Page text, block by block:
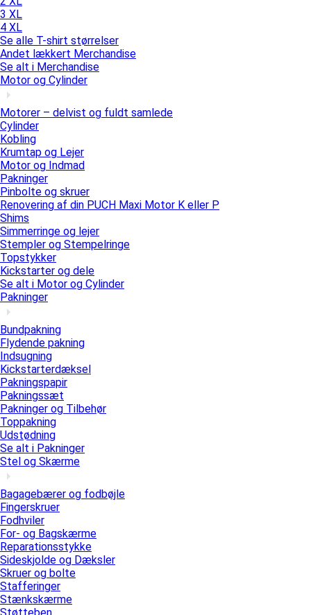
3 XL
4 XL
Se alle T-shirt størrelser
Andet lækkert Merchandise
Se alt i Merchandise
Motor og Cylinder
Motorer – delvist og fuldt samlede
Cylinder
Kobling
Krumtap og Lejer
Motor og Indmad
Pakninger
Pinbolte og skruer
Renovering af din PUCH Maxi Motor K eller P
Shims
Simmerringe og lejer
Stempler og Stempelringe
Topstykker
Kickstarter og dele
Se alt i Motor og Cylinder
Pakninger
Bundpakning
Flydende pakning
Indsugning
Kickstarterdæksel
Pakningspapir
Pakningssæt
Pakninger og Tilbehør
Toppakning
Udstødning
Se alt i Pakninger
Stel og Skærme
Bagagebærer og fodbøjle
Fingerskruer
Fodhviler
For- og Bagskærme
Reparationsstykke
Sideskjolde og Dæksler
Skruer og bolte
Stafferinger
Stænkskærme